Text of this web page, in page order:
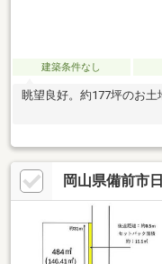
建築条件なし
眺望良好。約177坪のお土
岡山県備前市